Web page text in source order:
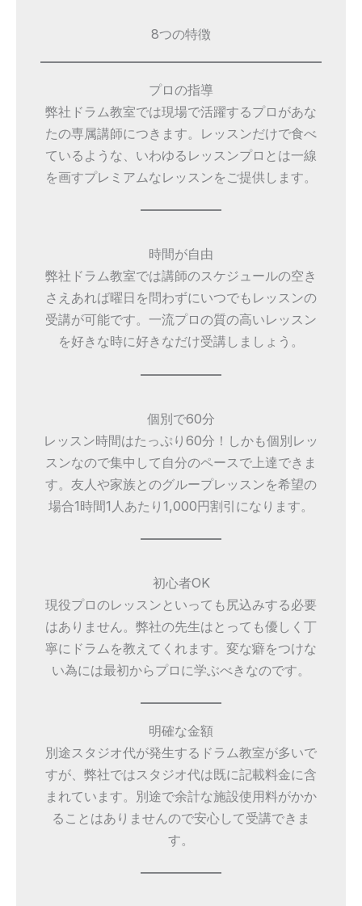
8つの特徴
プロの指導
弊社ドラム教室では現場で活躍するプロがあな
たの専属講師につきます。レッスンだけで食べ
ているような、いわゆるレッスンプロとは一線
を画すプレミアムなレッスンをご提供します。
時間が自由
弊社ドラム教室では講師のスケジュールの空き
さえあれば曜日を問わずにいつでもレッスンの
受講が可能です。一流プロの質の高いレッスン
を好きな時に好きなだけ受講しましょう。
個別で60分
レッスン時間はたっぷり60分！しかも個別レッ
スンなので集中して自分のペースで上達できま
す。友人や家族とのグループレッスンを希望の
場合1時間1人あたり1,000円割引になります。
初心者OK
現役プロのレッスンといっても尻込みする必要
はありません。弊社の先生はとっても優しく丁
寧にドラムを教えてくれます。変な癖をつけな
い為には最初からプロに学ぶべきなのです。
明確な金額
別途スタジオ代が発生するドラム教室が多いで
すが、弊社ではスタジオ代は既に記載料金に含
まれています。別途で余計な施設使用料がかか
ることはありませんので安心して受講できま
す。